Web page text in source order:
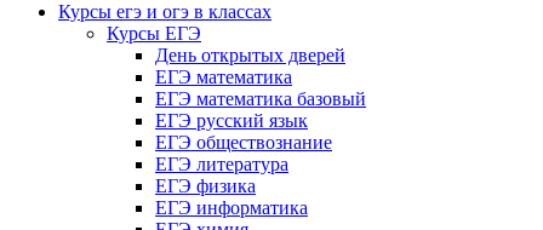
Курсы егэ и огэ в классах
Курсы ЕГЭ
День открытых дверей
ЕГЭ математика
ЕГЭ математика базовый
ЕГЭ русский язык
ЕГЭ обществознание
ЕГЭ литература
ЕГЭ физика
ЕГЭ информатика